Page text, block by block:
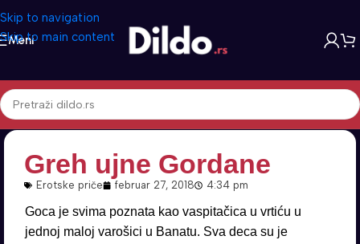
Skip to navigation
Skip to main content
Meni
Greh ujne Gordane
Erotske priče februar 27, 2018 4:34 pm
Goca je svima poznata kao vaspitačica u vrtiću u
jednoj maloj varošici u Banatu. Sva deca su je